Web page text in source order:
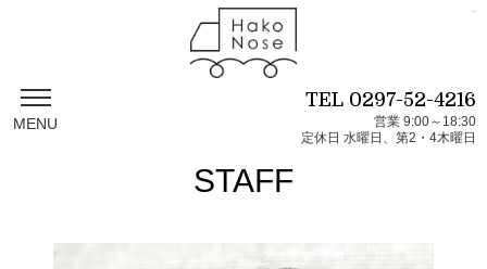
MENU
TEL 0297-52-4216
営業 9:00～18:30
定休日 水曜日、第2・4木曜日
STAFF